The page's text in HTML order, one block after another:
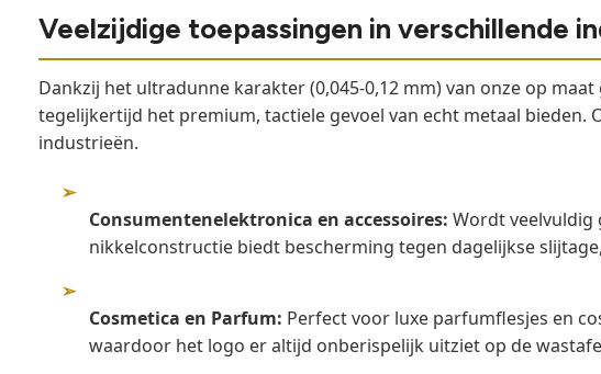
Veelzijdige toepassingen in verschillende
Dankzij het ultradunne karakter (0,045-0,12 mm) van onze op
tegelijkertijd het premium, tactiele gevoel van echt metaal
industrieën.
➢
Consumentenelektronica en accessoires: Wordt veelvuldig
nikkelconstructie biedt bescherming tegen dagelijkse
➢
Cosmetica en Parfum: Perfect voor luxe parfumflesjes en
waardoor het logo er altijd onberispelijk uitziet op de